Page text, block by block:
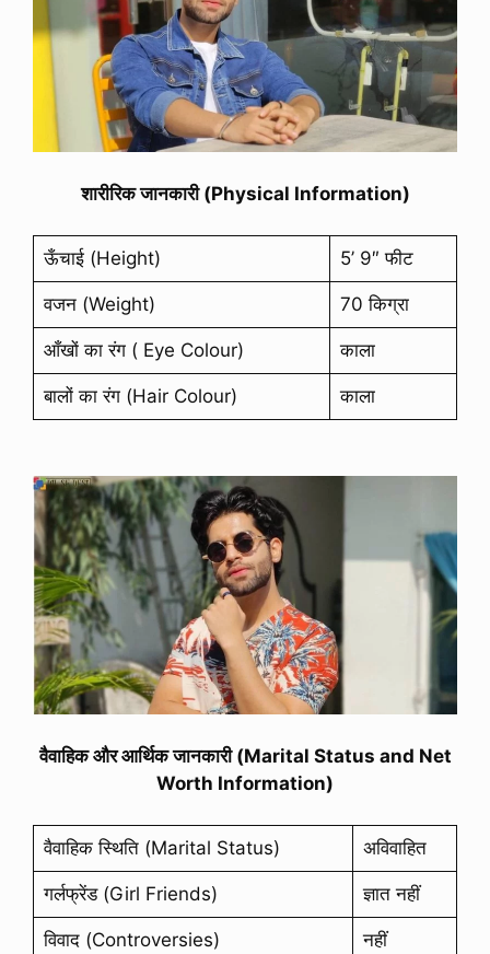
शारीरिक जानकारी (Physical Information)
ऊँचाई (Height) 5’ 9″ फीट
वजन (Weight) 70 किग्रा
आँखों का रंग ( Eye Colour) काला
बालों का रंग (Hair Colour) काला
वैवाहिक और आर्थिक जानकारी (Marital Status and Net
Worth Information)
वैवाहिक स्थिति (Marital Status) अविवाहित
गर्लफ्रेंड (Girl Friends) ज्ञात नहीं
विवाद (Controversies) नहीं